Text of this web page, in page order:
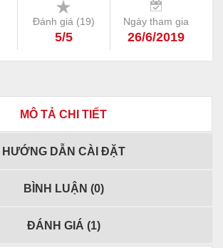
Đánh giá (19)
5/5
Ngày tham gia
26/6/2019
MÔ TẢ CHI TIẾT
HƯỚNG DẪN CÀI ĐẶT
BÌNH LUẬN (0)
ĐÁNH GIÁ (1)